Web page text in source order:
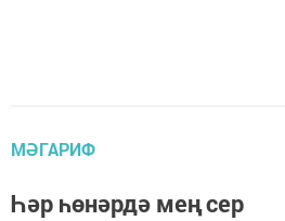
МӘГАРИФ
Һәр һөнәрдә мең сер